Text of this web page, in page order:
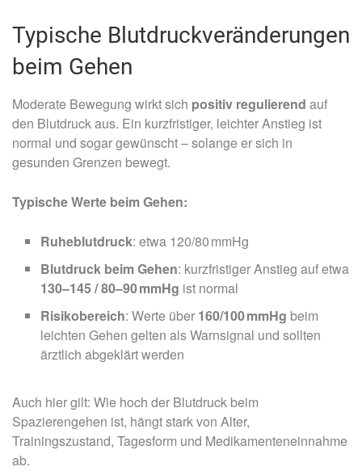
Typische Blutdruckveränderungen
beim Gehen
Moderate Bewegung wirkt sich positiv regulierend auf
den Blutdruck aus. Ein kurzfristiger, leichter Anstieg ist
normal und sogar gewünscht – solange er sich in
gesunden Grenzen bewegt.
Typische Werte beim Gehen:
Ruheblutdruck: etwa 120/80 mmHg
Blutdruck beim Gehen: kurzfristiger Anstieg auf etwa
130–145 / 80–90 mmHg ist normal
Risikobereich: Werte über 160/100 mmHg beim
leichten Gehen gelten als Warnsignal und sollten
ärztlich abgeklärt werden
Auch hier gilt: Wie hoch der Blutdruck beim
Spazierengehen ist, hängt stark von Alter,
Trainingszustand, Tagesform und Medikamenteneinnahme
ab.